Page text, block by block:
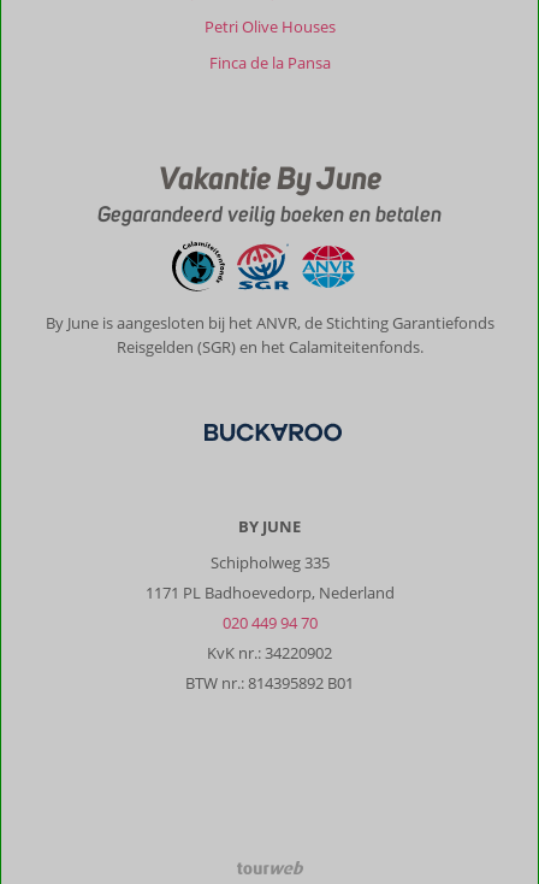
Petri Olive Houses
Finca de la Pansa
Vakantie By June
Gegarandeerd veilig boeken en betalen
By June is aangesloten bij het ANVR, de Stichting Garantiefonds
Reisgelden (SGR) en het Calamiteitenfonds.
BY JUNE
Schipholweg 335
1171 PL Badhoevedorp, Nederland
020 449 94 70
KvK nr.: 34220902
BTW nr.: 814395892 B01
TourWeb